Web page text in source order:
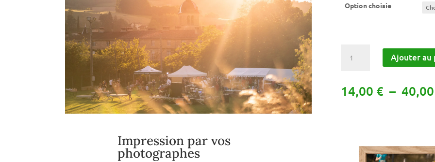
Option choisie
Ajouter au
14,00 € – 40,00
Impression par vos
photographes